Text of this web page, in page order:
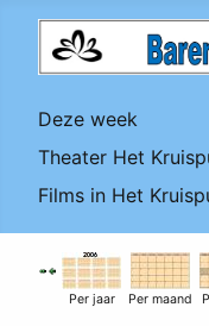
Deze week
Theater Het
Films in Het
Per jaar Per maand